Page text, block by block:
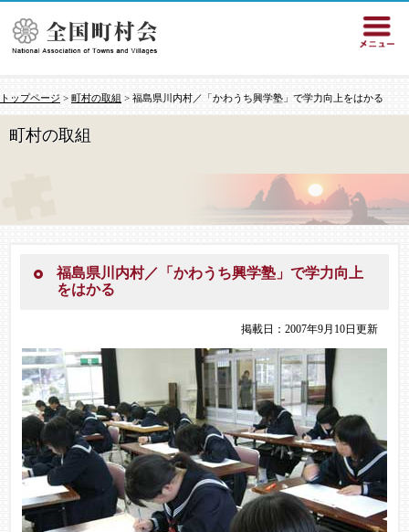
トップページ > 町村の取組 > 福島県川内村／「かわうち興学塾」で学力向上をはかる
町村の取組
福島県川内村／「かわうち興学塾」で学力向上
をはかる
掲載日：2007年9月10日更新